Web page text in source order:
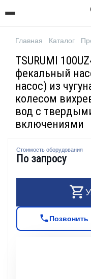
Главная Каталог
TSURUMI
фекальный
насос) из
колесом
вод с
включениями
Стоимость оборудования
По запросу
Позвонить